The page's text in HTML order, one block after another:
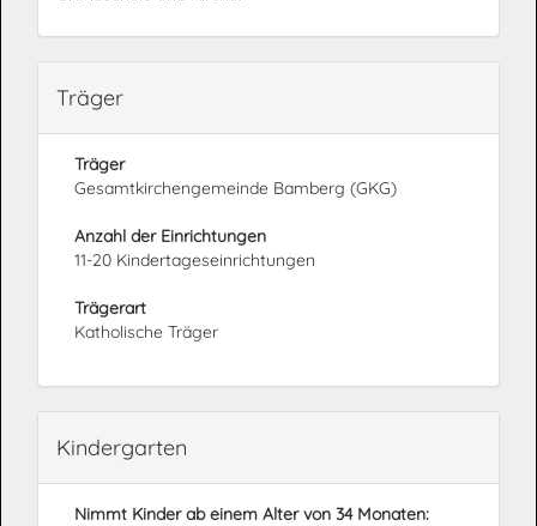
Träger
Träger
Gesamtkirchengemeinde Bamberg (GKG)
Anzahl der Einrichtungen
11-20 Kindertageseinrichtungen
Trägerart
Katholische Träger
Kindergarten
Nimmt Kinder ab einem Alter von 34 Monaten: